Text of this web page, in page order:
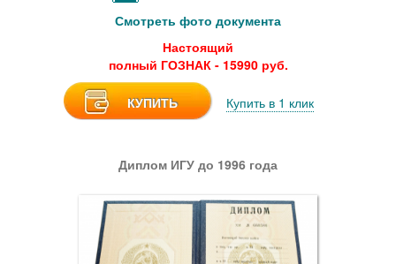
Смотреть фото документа
Настоящий
полный ГОЗНАК - 15990 руб.
КУПИТЬ Купить в 1 клик
Диплом ИГУ до 1996 года